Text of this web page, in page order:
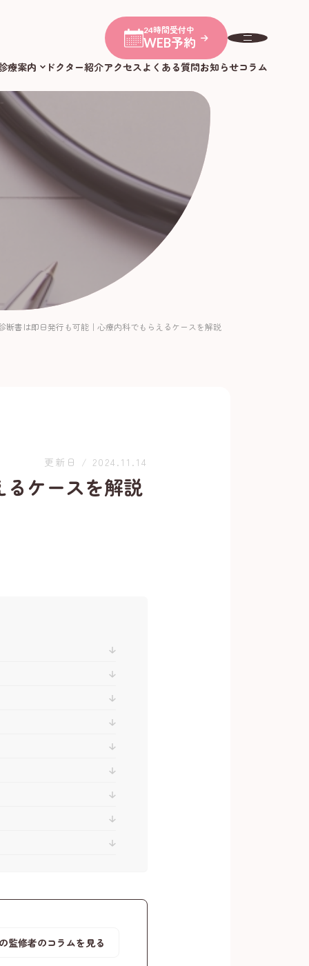
24時間受付中
WEB予約
療案内 ドクター紹介アクセスよくある質問お知らせコラム
断書は即日発行も可能｜心療内科でもらえるケースを解説
更新日 / 2024.11.14
ケースを解説
監修者のコラムを見る